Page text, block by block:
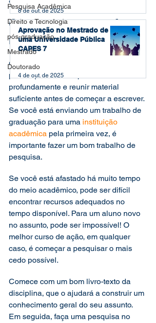
Pesquisa Acadêmica
Direito e Tecnologia
pós-graduação
Mestrado
Doutorado
Comece sua pesquisa o
mais rápido possível
Certifique-se de ter bastante tempo
para explorar seu tópico
profundamente e reunir material
suficiente antes de começar a escrever.
Se você está enviando um trabalho de
graduação para uma instituição
acadêmica pela primeira vez, é
importante fazer um bom trabalho de
pesquisa.
Se você está afastado há muito tempo
do meio acadêmico, pode ser difícil
encontrar recursos adequados no
tempo disponível. Para um aluno novo
no assunto, pode ser impossível! O
melhor curso de ação, em qualquer
caso, é começar a pesquisar o mais
cedo possível.
Comece com um bom livro-texto da
disciplina, que o ajudará a construir um
conhecimento geral do seu assunto.
Em seguida, faça uma pesquisa no
8 de out. de 2025
Aprovação no Mestrado de
uma Universidade Pública
CAPES 7
4 de out. de 2025